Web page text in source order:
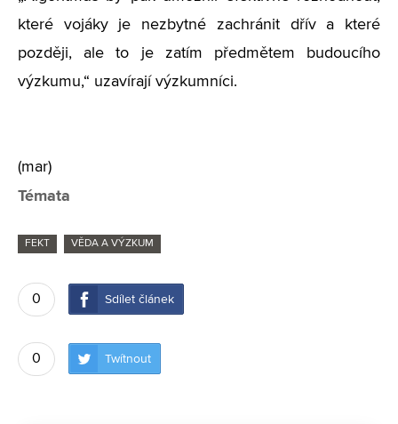
které vojáky je nezbytné zachránit dřív a které
později, ale to je zatím předmětem budoucího
výzkumu,“ uzavírají výzkumníci.
(mar)
Témata
FEKT VĚDA A VÝZKUM
0 Sdílet článek
0 Twítnout